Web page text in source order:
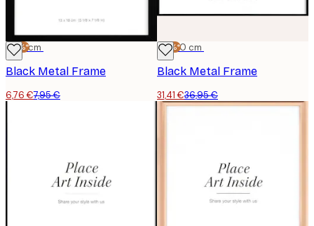
-15%*
13x18 cm
Black Metal Frame
6,76 €7,95 €
-15%*
50x50 cm
Black Metal Frame
31,41 €36,95 €